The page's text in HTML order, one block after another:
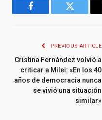
Facebook Twitter
PREVIOUS ARTICLE
Cristina Fernández volvió a
criticar a Milei: «En los 40
años de democracia nunca
se vivió una situación
similar»